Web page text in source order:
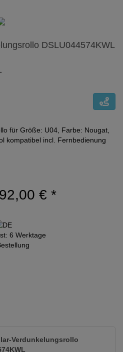
DSLU044574KWL
für Größe: U04, Farbe: Nougat,
kompatibel incl. Fernbedienung
€ *
6 Werktage
Verdunkelungsrollo